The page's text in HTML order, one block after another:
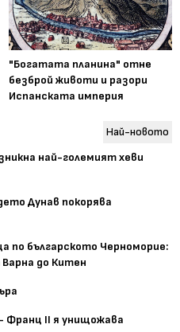
"Богатата планина" отне
безброй животи и разори
Испанската империя
Най-новото
най-големият хеви
Дунав покорява
по българското Черноморие:
до Китен
Франц II я унищожава